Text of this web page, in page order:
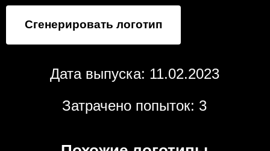
Сгенерировать логотип
Дата выпуска: 11.02.2023
Затрачено попыток: 3